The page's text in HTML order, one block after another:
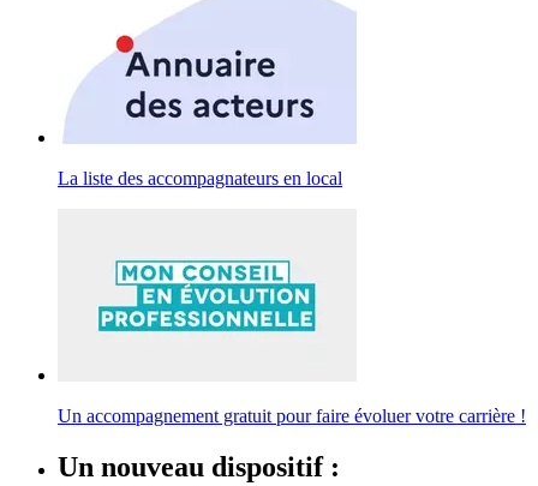
La liste des accompagnateurs en local
Un accompagnement gratuit pour faire évoluer votre carrière !
Un nouveau dispositif :